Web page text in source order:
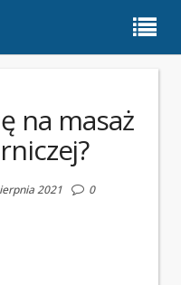
na masaż
2021 0